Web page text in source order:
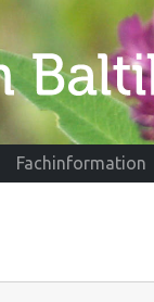
Fachinformation